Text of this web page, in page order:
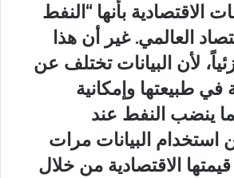
الاقتصادية بأنها “النفط
العالمي. غير أن هذا
لأن البيانات تختلف عن
في طبيعتها وإمكانية
ينضب النفط عند
استخدام البيانات مرات
الاقتصادية من خلال